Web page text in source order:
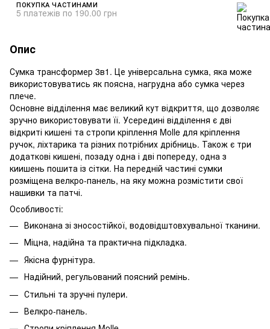
ПОКУПКА ЧАСТИНАМИ
5 платежів по 190.00 грн
Опис
Сумка трансформер 3в1. Це універсальна сумка, яка може
використовуватись як поясна, нагрудна або сумка через
плече.
Основне відділення має великий кут відкриття, що дозволяє
зручно використовувати її. Усередині відділення є дві
відкриті кишені та стропи кріплення Molle для кріплення
ручок, ліхтарика та різних потрібних дрібниць. Також є три
додаткові кишені, позаду одна і дві попереду, одна з
киишень пошита із сітки. На передній частині сумки
розміщена велкро-панель, на яку можна розмістити свої
нашивки та патчі.
Особливості:
Виконана зі зносостійкої, водовідштовхувальної тканини.
Міцна, надійна та практична підкладка.
Якісна фурнітура.
Надійний, регульований поясний ремінь.
Стильні та зручні пулери.
Велкро-панель.